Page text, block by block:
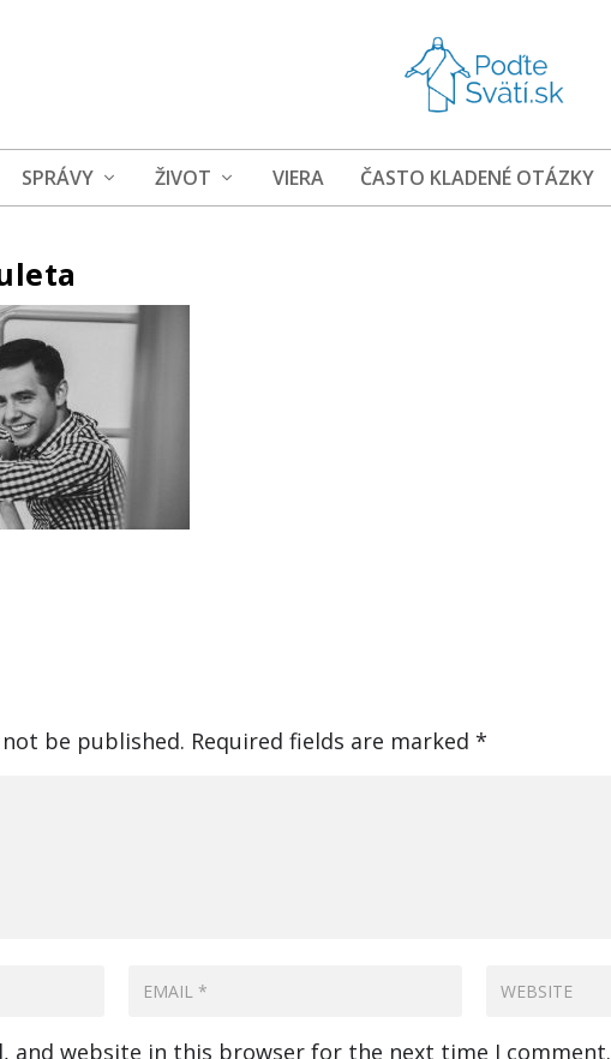
SPRÁVY ŽIVOT VIERA ČASTO KLADENÉ OTÁZKY
be published. Required fields are marked*
and website in this browser for the next time I comment.